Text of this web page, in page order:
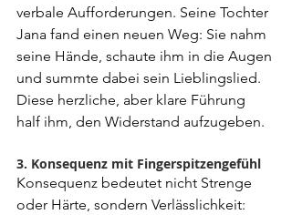
verbale Aufforderungen. Seine Tochter
Jana fand einen neuen Weg: Sie nahm
seine Hände, schaute ihm in die Augen
und summte dabei sein Lieblingslied.
Diese herzliche, aber klare Führung
half ihm, den Widerstand aufzugeben.
3. Konsequenz mit Fingerspitzengefühl
Konsequenz bedeutet nicht Strenge
oder Härte, sondern Verlässlichkeit: